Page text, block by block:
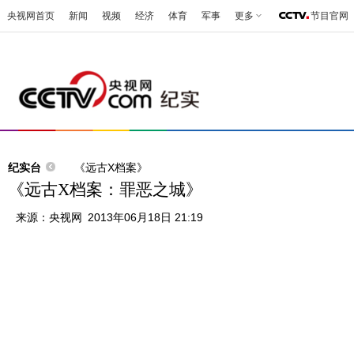
央视网首页 新闻 视频 经济 体育 军事 更多 节目官网
纪实台 《远古X档案》
《远古X档案：罪恶之城》
来源： 央视网 2013年06月18日 21:19